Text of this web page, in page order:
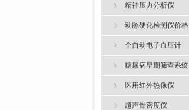
精神压力分析仪
动脉硬化检测仪价格
全自动电子血压计
糖尿病早期筛查系统
医用红外热像仪
超声骨密度仪